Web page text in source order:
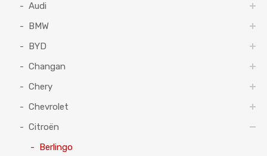
Audi
BMW
BYD
Changan
Chery
Chevrolet
Citroën
Berlingo